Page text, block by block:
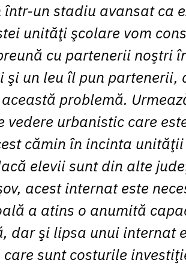
într-un stadiu avansat ca
unităţi şcolare vom
cu partenerii noştri
şi un leu îl pun partenerii,
problemă.
vedere urbanistic care
cămin în incinta
elevii sunt din alte
acest internat este
a atins o anumită
dar şi lipsa unui internat
care sunt costurile